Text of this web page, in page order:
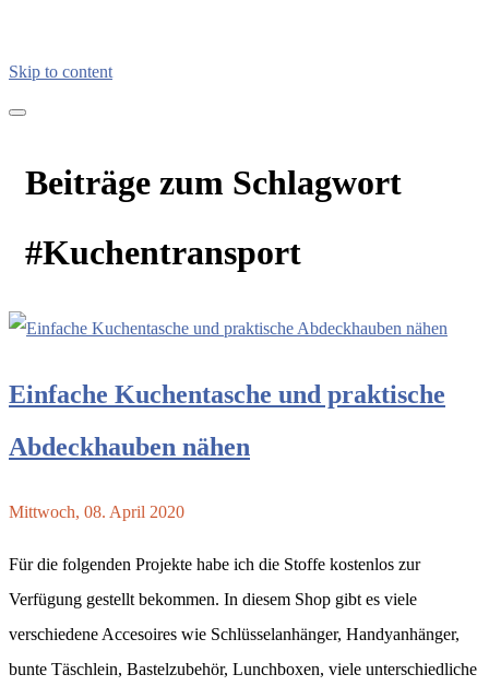
Skip to content
Beiträge zum Schlagwort
#Kuchentransport
Einfache Kuchentasche und praktische
Abdeckhauben nähen
Mittwoch, 08. April 2020
Für die folgenden Projekte habe ich die Stoffe kostenlos zur
Verfügung gestellt bekommen. In diesem Shop gibt es viele
verschiedene Accesoires wie Schlüsselanhänger, Handyanhänger,
bunte Täschlein, Bastelzubehör, Lunchboxen, viele unterschiedliche